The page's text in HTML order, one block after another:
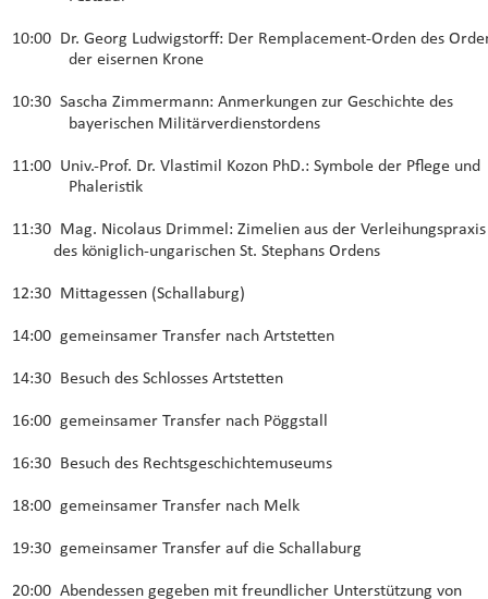
10:00  Dr. Georg Ludwigstorff: Der Remplacement-Orden des
der eisernen Krone
10:30  Sascha Zimmermann: Anmerkungen zur Geschichte des
bayerischen Militärverdienstordens
11:00  Univ.-Prof. Dr. Vlastimil Kozon PhD.: Symbole der Pflege und
Phaleristik
11:30  Mag. Nicolaus Drimmel: Zimelien aus der
des königlich-ungarischen St. Stephans Ordens
12:30  Mittagessen (Schallaburg)
14:00  gemeinsamer Transfer nach Artstetten
14:30  Besuch des Schlosses Artstetten
16:00  gemeinsamer Transfer nach Pöggstall
16:30  Besuch des Rechtsgeschichtemuseums
18:00  gemeinsamer Transfer nach Melk
19:30  gemeinsamer Transfer auf die Schallaburg
20:00  Abendessen gegeben mit freundlicher Unterstützung von